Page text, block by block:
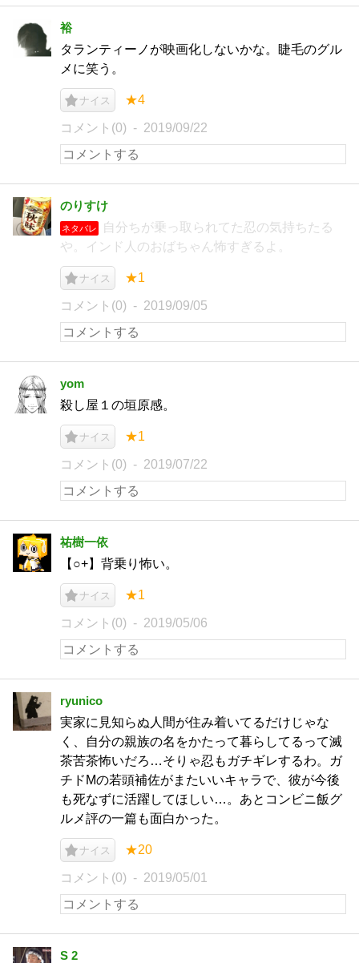
裕
タランティーノが映画化しないかな。睫毛のグル
メに笑う。
ナイス ★4
コメント(0) 2019/09/22
のりすけ
ネタバレ
自分ちが乗っ取られてた忍の気持ちたる
や。インド人のおばちゃん怖すぎるよ。
ナイス ★1
コメント(0) 2019/09/05
yom
殺し屋１の垣原感。
ナイス ★1
コメント(0) 2019/07/22
祐樹一依
【○+】背乗り怖い。
ナイス ★1
コメント(0) 2019/05/06
ryunico
実家に見知らぬ人間が住み着いてるだけじゃな
く、自分の親族の名をかたって暮らしてるって滅
茶苦茶怖いだろ…そりゃ忍もガチギレするわ。ガ
チドMの若頭補佐がまたいいキャラで、彼が今後
も死なずに活躍してほしい…。あとコンビニ飯グ
ルメ評の一篇も面白かった。
ナイス ★20
コメント(0) 2019/05/01
S 2